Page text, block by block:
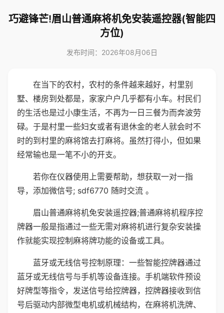
巧避锋芒!眉山普通麻将机免安装遥控器(智能四
方位)
发布时间：2026年08月06日
在当下的农村，农村的条件越来越好，村里别
墅、楼房到处都是，家家户户几乎都有小车。村民们
的生活也是过小康生活，不再为一日三餐为而奔波劳
碌。于是村里一些妇女或者有退休金的老人就会时不
时的到村里的麻将馆去打麻将。虽然打得小，但如果
经常输也是一笔不小的开支。
若你在仪器使用上需要帮助，想获取一对一指
导，添加微信号; sdf6770 随时交流 。
眉山普通麻将机免安装遥控器;普通麻将机程序控
牌器一般是指通过一些无需对麻将机进行复杂安装操
作就能实现控制麻将牌功能的设备或工具。
蓝牙或无线信号控制原理：一些智能控牌器通过
蓝牙或无线信号与手机等设备连接。手机端软件预设
好牌型等指令，发送信号给控牌器，控牌器接收到信
号后驱动内部微型电机或机械结构，在麻将机洗牌、